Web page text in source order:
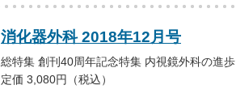
消化器外科 2018年12月号
総特集 創刊40周年記念特集 内視鏡外科の進歩
定価 3,080円（税込）